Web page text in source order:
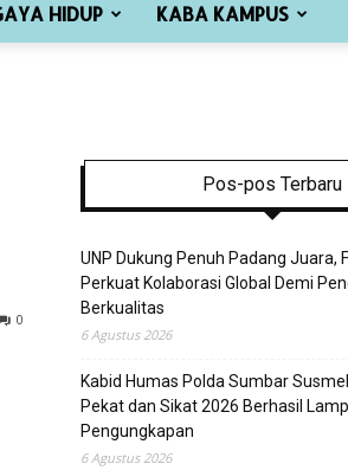
HIDUP KABA KAMPUS
0
Pos-pos Terbaru
UNP Dukung Penuh Padang Juara,
Perkuat Kolaborasi Global Demi
Berkualitas
6 Agustus 2026
Kabid Humas Polda Sumbar
Pekat dan Sikat 2026 Berhasil
Pengungkapan
6 Agustus 2026